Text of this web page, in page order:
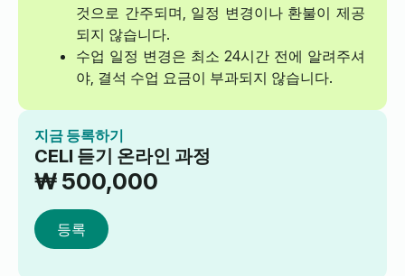
것으로 간주되며, 일정 변경이나 환불이 제공
되지 않습니다.
수업 일정 변경은 최소 24시간 전에 알려주셔
야, 결석 수업 요금이 부과되지 않습니다.
지금 등록하기
CELI 듣기 온라인 과정
₩ 500,000
등록